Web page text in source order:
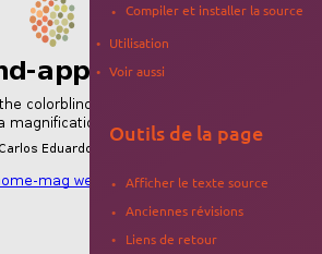
Compiler et installer la source
Utilisation
Voir aussi
Outils de la page
Afficher le texte source
Anciennes révisions
Liens de retour